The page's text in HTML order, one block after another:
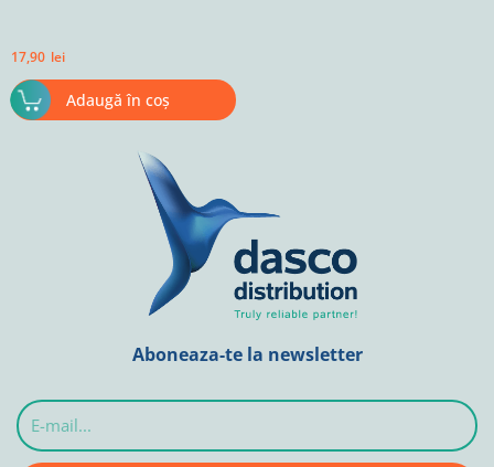
17,90 lei
Adaugă în coș
Aboneaza-te la newsletter
E-
mail...